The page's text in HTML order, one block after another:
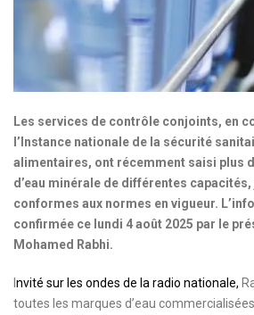
Les services de contrôle conjoints, en
l’Instance nationale de la sécurité
alimentaires, ont récemment saisi plus
d’eau minérale de différentes
conformes aux normes en vigueur.
confirmée ce lundi 4 août 2025 par le
Mohamed Rabhi.
nvité sur les ondes de la radio nationale,
toutes les marques d’eau